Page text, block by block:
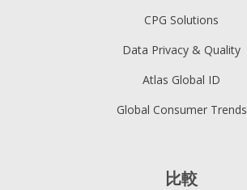
CPG Solutions
Data Privacy & Quality
Atlas Global ID
Global Consumer Trends
比較